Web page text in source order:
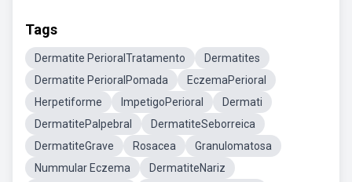
Tags
Dermatite PerioralTratamento
Dermatites
Dermatite PerioralPomada
EczemaPerioral
Herpetiforme
ImpetigoPerioral
Dermati
DermatitePalpebral
DermatiteSeborreica
DermatiteGrave
Rosacea
Granulomatosa
Nummular Eczema
DermatiteNariz